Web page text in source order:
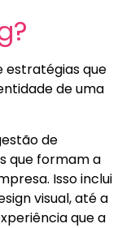
estratégias que
de uma
de
que formam a
Isso inclui
visual, até a
que a